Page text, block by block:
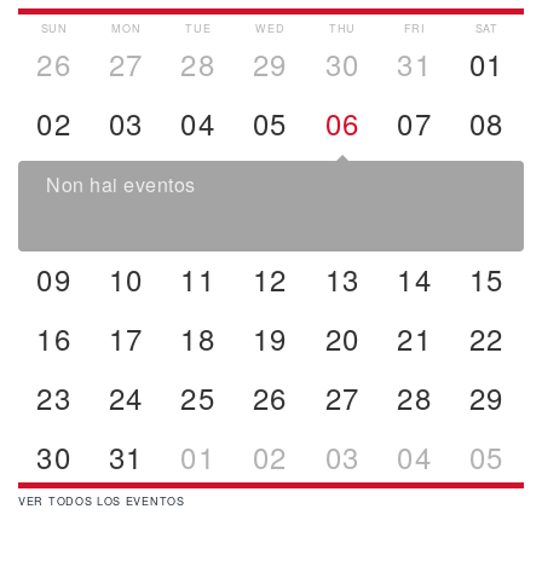
SUN
26
MON
27
TUE
28
WED
29
THU
30
FRI
31
SAT
01
02
03 04 05 06 07 08
Non hai eventos
09 10 11 12 13 14
15
16
17 18 19 20 21
22
23
24 25 26 27 28
29
30
31 01 02 03 04 05
VER TODOS LOS EVENTOS